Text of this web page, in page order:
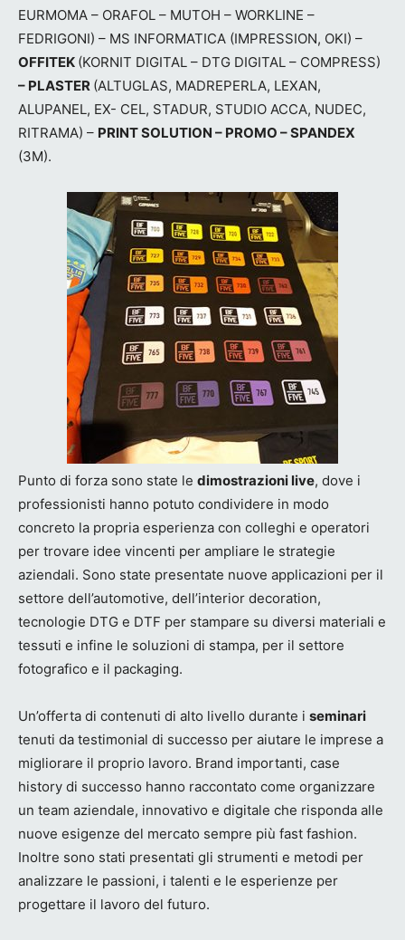
EURMOMA – ORAFOL – MUTOH – WORKLINE –
FEDRIGONI) – MS INFORMATICA (IMPRESSION, OKI) –
OFFITEK (KORNIT DIGITAL – DTG DIGITAL – COMPRESS)
– PLASTER (ALTUGLAS, MADREPERLA, LEXAN,
ALUPANEL, EX- CEL, STADUR, STUDIO ACCA, NUDEC,
RITRAMA) – PRINT SOLUTION – PROMO – SPANDEX
(3M).
Punto di forza sono state le dimostrazioni live, dove i
professionisti hanno potuto condividere in modo
concreto la propria esperienza con colleghi e operatori
per trovare idee vincenti per ampliare le strategie
aziendali. Sono state presentate nuove applicazioni per il
settore dell’automotive, dell’interior decoration,
tecnologie DTG e DTF per stampare su diversi materiali e
tessuti e infine le soluzioni di stampa, per il settore
fotografico e il packaging.
Un’offerta di contenuti di alto livello durante i seminari
tenuti da testimonial di successo per aiutare le imprese a
migliorare il proprio lavoro. Brand importanti, case
history di successo hanno raccontato come organizzare
un team aziendale, innovativo e digitale che risponda alle
nuove esigenze del mercato sempre più fast fashion.
Inoltre sono stati presentati gli strumenti e metodi per
analizzare le passioni, i talenti e le esperienze per
progettare il lavoro del futuro.